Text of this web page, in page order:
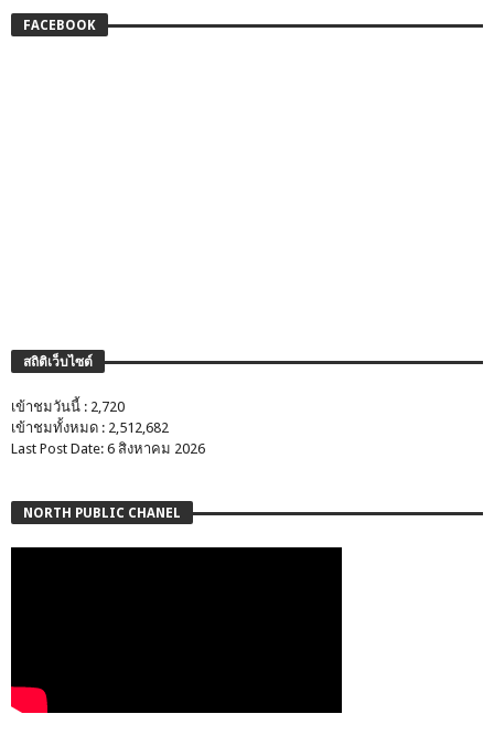
FACEBOOK
สถิติเว็บไซต์
เข้าชมวันนี้ : 2,720
เข้าชมทั้งหมด : 2,512,682
Last Post Date: 6 สิงหาคม 2026
NORTH PUBLIC CHANEL